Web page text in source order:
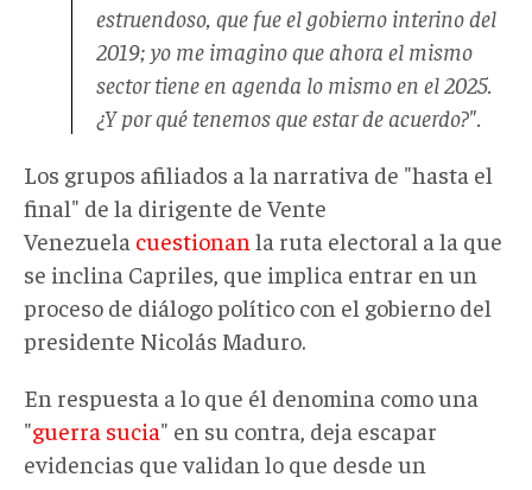
estruendoso, que fue el gobierno interino del
2019; yo me imagino que ahora el mismo
sector tiene en agenda lo mismo en el 2025.
¿Y por qué tenemos que estar de acuerdo?".
Los grupos afiliados a la narrativa de "hasta el
final" de la dirigente de Vente
Venezuela cuestionan la ruta electoral a la que
se inclina Capriles, que implica entrar en un
proceso de diálogo político con el gobierno del
presidente Nicolás Maduro.
En respuesta a lo que él denomina como una
"guerra sucia" en su contra, deja escapar
evidencias que validan lo que desde un